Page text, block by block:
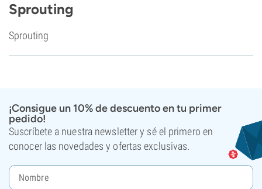
Sprouting
Sprouting
¡Consigue un 10% de descuento en tu primer
pedido!
Suscríbete a nuestra newsletter y sé el primero en
conocer las novedades y ofertas exclusivas.